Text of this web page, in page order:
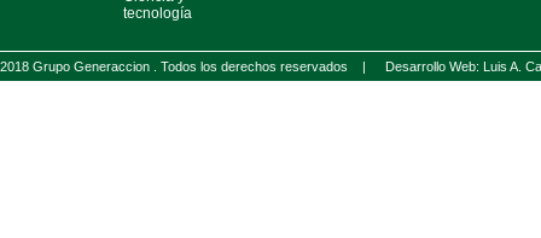
tecnología
2018 Grupo Generaccion . Todos los derechos reservados | Desarrollo Web: Luis